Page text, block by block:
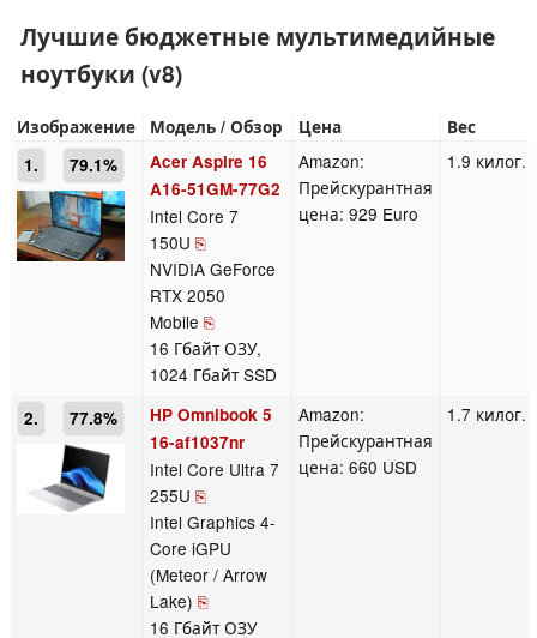
Лучшие бюджетные мультимедийные
ноутбуки (v8)
Изображение Модель / Обзор Цена
Вес
1.
79.1%
Acer Aspire 16
A16-51GM-77G2
Intel Core 7
150U ⎘
NVIDIA GeForce
RTX 2050
Mobile ⎘
16 Гбайт ОЗУ,
1024 Гбайт SSD
Amazon:
Прейскурантная
цена: 929 Euro
1.9 килог.
2. 77.8%
HP Omnibook 5
16-af1037nr
Intel Core Ultra 7
255U ⎘
Intel Graphics 4-
Core iGPU
(Meteor / Arrow
Lake) ⎘
16 Гбайт ОЗУ
Amazon:
Прейскурантная
цена: 660 USD
1.7 килог.